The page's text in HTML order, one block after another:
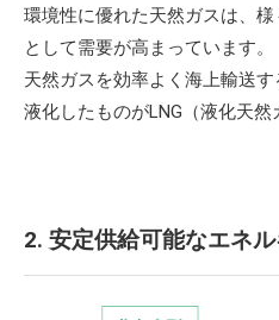
環境性に優れた天然ガスは、
として需要が高まっています。
天然ガスを効率よく海上輸送
液化したものがLNG（液化天然
2. 安定供給可能なエネ